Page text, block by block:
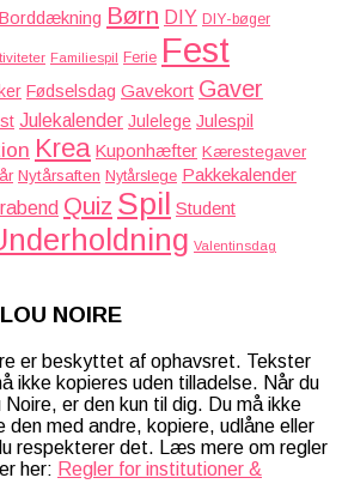
Borddækning Børn DIY DIY-bøger
Familiespil Ferie Fest
Fødselsdag Gavekort Gaver
Julekalender Julelege Julespil
Krea Kuponhæfter Kærestegaver
Nytårsaften Nytårslege Pakkekalender
Quiz Spil Student
Valentinsdag
NOIRE
er beskyttet af ophavsret. Tekster
ikke kopieres uden tilladelse. Når du
Noire, er den kun til dig. Du må ikke
den med andre, kopiere, udlåne eller
respekterer det. Læs mere om regler
her: Regler for institutioner &